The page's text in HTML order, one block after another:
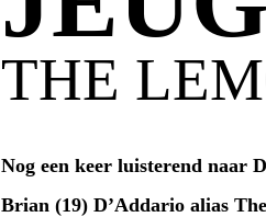
THE
Nog een keer luisterend naar
Brian (19) D’Addario alias